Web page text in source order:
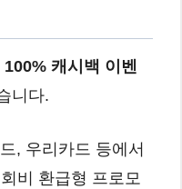
100% 캐시백 이벤
니다.
, 우리카드 등에서
비 환급형 프로모